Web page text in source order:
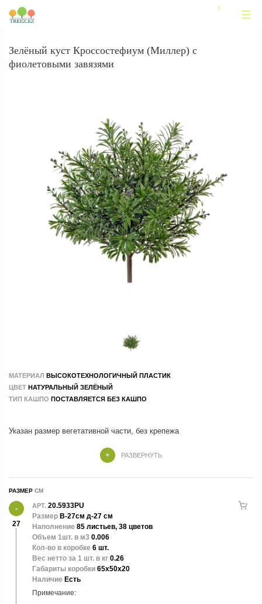
Зелёный куст Кроссостефиум (Миллер) с
фиолетовыми завязями
МАТЕРИАЛ ВЫСОКОТЕХНОЛОГИЧНЫЙ ПЛАСТИК
ЦВЕТ НАТУРАЛЬНЫЙ ЗЕЛЁНЫЙ
ТИП КАШПО ПОСТАВЛЯЕТСЯ БЕЗ КАШПО
Указан размер вегетативной части, без крепежа
РАЗВЕРНУТЬ
РАЗМЕР
27
АРТ. 20.5933PU
Размер В-27см д-27 см
Наполнение 85 листьев, 38 цветов
Объем 1шт. в м3 0.006
Кол-во в коробке 6 шт.
Вес нетто за 1 шт. в кг 0.26
Габариты коробки 65x50x20
Наличие Есть